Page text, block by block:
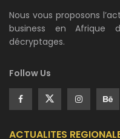
Nous vous proposons
business en Afrique
décryptages.
Follow Us
ACTUALITES